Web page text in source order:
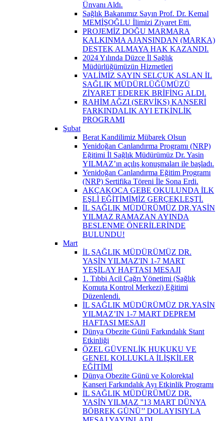
Ünvanı Aldı.
Sağlık Bakanımız Sayın Prof. Dr. Kemal
MEMİŞOĞLU İlimizi Ziyaret Etti.
PROJEMİZ DOĞU MARMARA
KALKINMA AJANSINDAN (MARKA)
DESTEK ALMAYA HAK KAZANDI.
2024 Yılında Düzce İl Sağlık
Müdürlüğümüzün Hizmetleri
VALİMİZ SAYIN SELÇUK ASLAN İL
SAĞLIK MÜDÜRLÜĞÜMÜZÜ
ZİYARET EDEREK BRİFİNG ALDI.
RAHİM AĞZI (SERVİKS) KANSERİ
FARKINDALIK AYI ETKİNLİK
PROGRAMI
Şubat
Berat Kandilimiz Mübarek Olsun
Yenidoğan Canlandırma Programı (NRP)
Eğitimi İl Sağlık Müdürümüz Dr. Yasin
YILMAZ’ın açılış konuşmaları ile başladı.
Yenidoğan Canlandırma Eğitim Programı
(NRP) Sertifika Töreni İle Sona Erdi.
AKÇAKOCA GEBE OKULUNDA İLK
EŞLİ EĞİTİMİMİZ GERÇEKLEŞTİ.
İL SAĞLIK MÜDÜRÜMÜZ DR.YASİN
YILMAZ RAMAZAN AYINDA
BESLENME ÖNERİLERİNDE
BULUNDU!
Mart
İL SAĞLIK MÜDÜRÜMÜZ DR.
YASİN YILMAZ'IN 1-7 MART
YEŞİLAY HAFTASI MESAJI
1. Tıbbi Acil Çağrı Yönetimi (Sağlık
Komuta Kontrol Merkezi) Eğitimi
Düzenlendi.
İL SAĞLIK MÜDÜRÜMÜZ DR.YASİN
YILMAZ’IN 1-7 MART DEPREM
HAFTASI MESAJI
Dünya Obezite Günü Farkındalık Stant
Etkinliği
ÖZEL GÜVENLİK HUKUKU VE
GENEL KOLLUKLA İLİŞKİLER
EĞİTİMİ
Dünya Obezite Günü ve Kolorektal
Kanseri Farkındalık Ayı Etkinlik Programı
İL SAĞLIK MÜDÜRÜMÜZ DR.
YASİN YILMAZ ''13 MART DÜNYA
BÖBREK GÜNÜ’’ DOLAYISIYLA